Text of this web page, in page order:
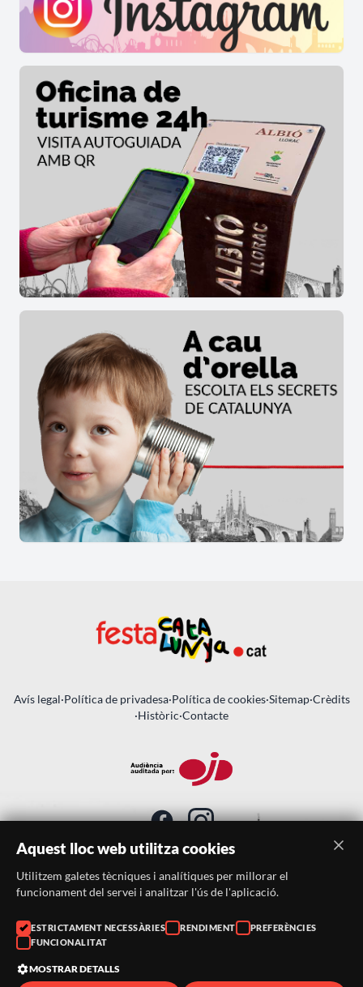
Avís legal·Política de privadesa·Política de cookies·Sitemap·Crèdits
·Històric·Contacte
SUBSCRIU-TE AL BUTLLETÍ
Telèfon:
938046359
Correu:
Aquest lloc web utilitza cookies
Utilitzem galetes tècniques i analítiques per millorar el
funcionament del servei i analitzar l'ús de l'aplicació.
ESTRICTAMENT NECESSÀRIES RENDIMENT
PREFERÈNCIES
FUNCIONALITAT
MOSTRAR DETALLS